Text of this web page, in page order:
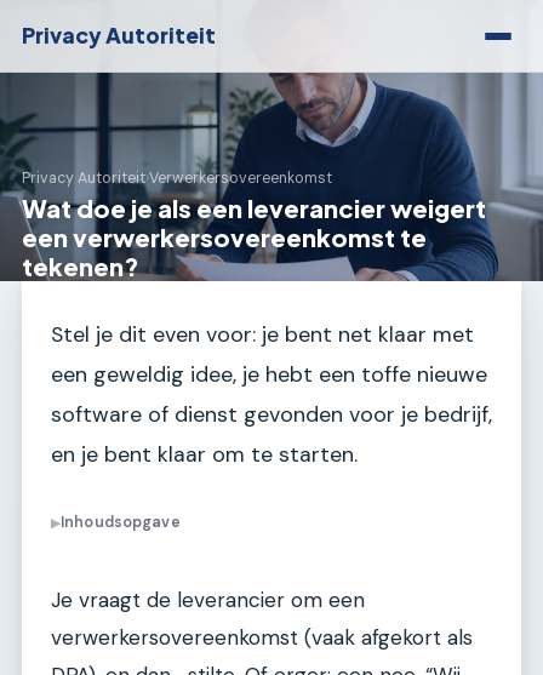
Privacy Autoriteit
Privacy Autoriteit›Verwerkersovereenkomst
Wat doe je als een leverancier weigert
een verwerkersovereenkomst te
tekenen?
Stel je dit even voor: je bent net klaar met
een geweldig idee, je hebt een toffe nieuwe
software of dienst gevonden voor je bedrijf,
en je bent klaar om te starten.
▶Inhoudsopgave
Je vraagt de leverancier om een
verwerkersovereenkomst (vaak afgekort als